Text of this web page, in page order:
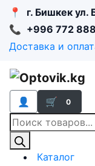
📍
г. Бишкек ул.
📞 +996 772
Доставка и
👤 🛒 0
Поиск
товаров
Каталог